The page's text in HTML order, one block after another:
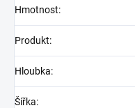
Hmotnost:
Produkt:
Hloubka:
Šířka: